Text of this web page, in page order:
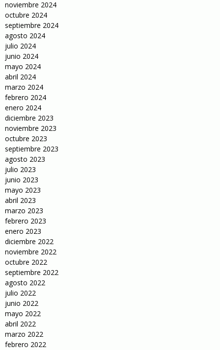
noviembre 2024
octubre 2024
septiembre 2024
agosto 2024
julio 2024
junio 2024
mayo 2024
abril 2024
marzo 2024
febrero 2024
enero 2024
diciembre 2023
noviembre 2023
octubre 2023
septiembre 2023
agosto 2023
julio 2023
junio 2023
mayo 2023
abril 2023
marzo 2023
febrero 2023
enero 2023
diciembre 2022
noviembre 2022
octubre 2022
septiembre 2022
agosto 2022
julio 2022
junio 2022
mayo 2022
abril 2022
marzo 2022
febrero 2022